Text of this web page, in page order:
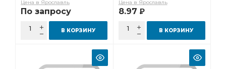
Цена в Ярославль
По запросу
В КОРЗИНУ
Цена в Ярославль
8.97 Р
В КОРЗИНУ